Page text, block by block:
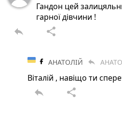
Гандон цей
гарної дівчини !
reply share
АНАТОЛІЙ reply
Віталій , навіщо ти
reply share